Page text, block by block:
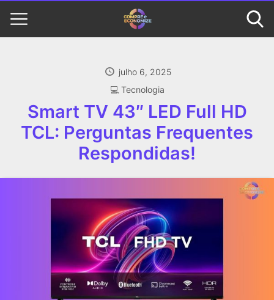
julho 6, 2025
‍💻 Tecnologia
Smart TV 43″ LED Full HD
TCL: Perguntas Frequentes
Respondidas!